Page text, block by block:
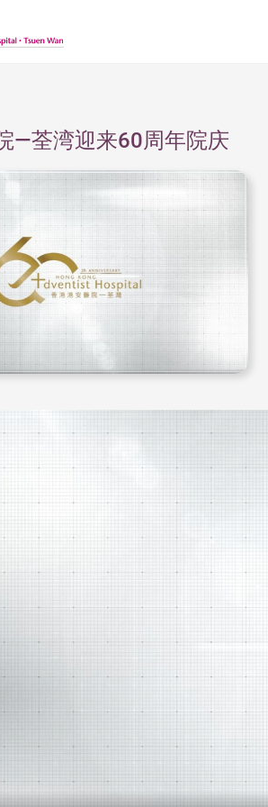
—荃湾迎来60周年院庆